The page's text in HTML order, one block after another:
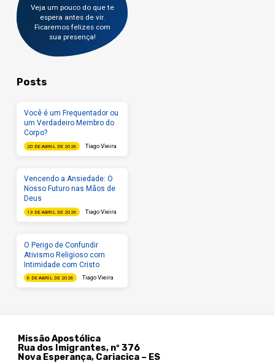
Veja um pouco do que te
espera antes de vir.
Ficaremos felizes com
sua presença!
Posts
Você é um Frequentador ou
um Verdadeiro Membro do
Corpo?
20 DE ABRIL DE 2026 Tiago Vieira
Vencendo a Ansiedade: O
Nosso Futuro nas Mãos de
Deus
13 DE ABRIL DE 2026 Tiago Vieira
O Perigo de Confundir
Ativismo Religioso com
Intimidade com Cristo
6 DE ABRIL DE 2026 Tiago Vieira
Missão Apostólica
Rua dos Imigrantes, nº 376
Nova Esperança, Cariacica – ES